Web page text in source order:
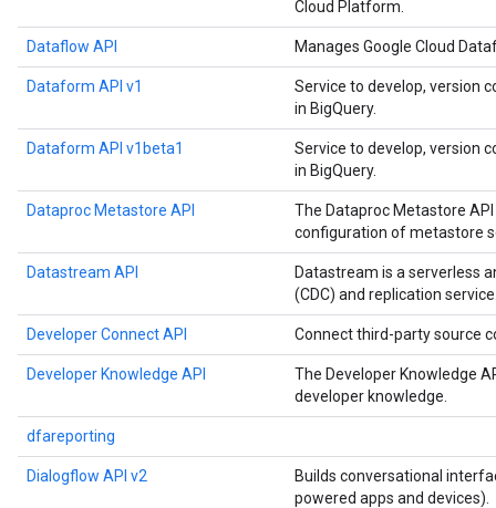
Cloud Platform.
Dataflow API Manages Google Cloud
Dataform API v1
Service to develop, version
in BigQuery.
Dataform API v1beta1
Service to develop, version
in BigQuery.
Dataproc Metastore API
The Dataproc Metastore
configuration of metastore
Datastream API
Datastream is a serverless
(CDC) and replication
Developer Connect API Connect third-party source
Developer Knowledge API
The Developer Knowledge
developer knowledge.
dfareporting
Dialogflow API v2
Builds conversational
powered apps and devices).